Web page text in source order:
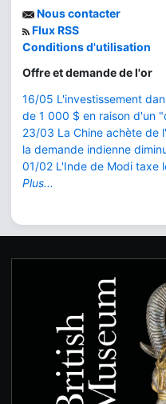
Nous contacter
Flux RSS
Conditions d'utilisation
Offre et demande de l'or
16/05 L'investissement
de 1 000 $ en raison d'un
23/03 La Chine achète de
la demande indienne
01/02 L'Inde de Modi taxe
Plus...